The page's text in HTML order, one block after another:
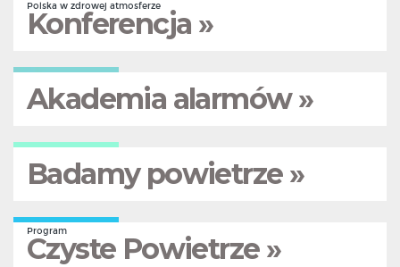
Polska w zdrowej atmosferze
Konferencja »
Akademia alarmów »
Badamy powietrze »
Program
Czyste Powietrze »